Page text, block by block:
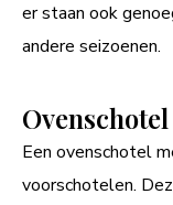
er staan ook
andere seizoenen.
Een ovenschotel
voorschotelen.